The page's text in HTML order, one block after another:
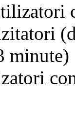
minute)